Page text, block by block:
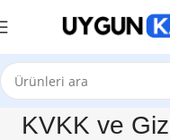
KVKK ve